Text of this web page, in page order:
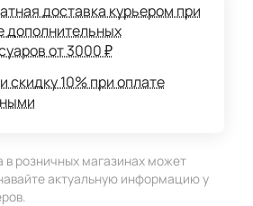
доставка курьером при
дополнительных
от 3000 ₽
скидку 10% при оплате
в розничных магазинах может
актуальную информацию у